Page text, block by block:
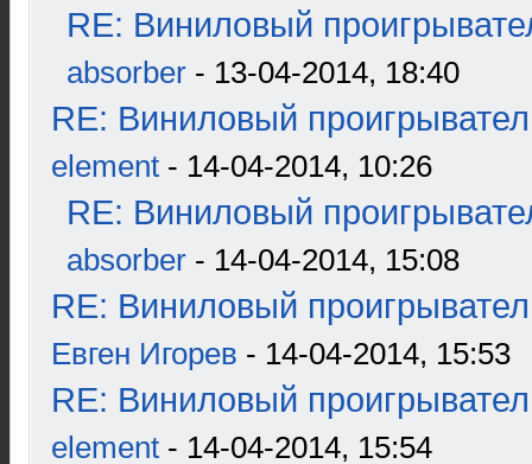
RE: Виниловый
absorber - 13-04-2014, 18:40
RE: Виниловый
element - 14-04-2014, 10:26
RE: Виниловый
absorber - 14-04-2014, 15:08
RE: Виниловый
Евген Игорев - 14-04-2014, 15:53
RE: Виниловый
element - 14-04-2014, 15:54